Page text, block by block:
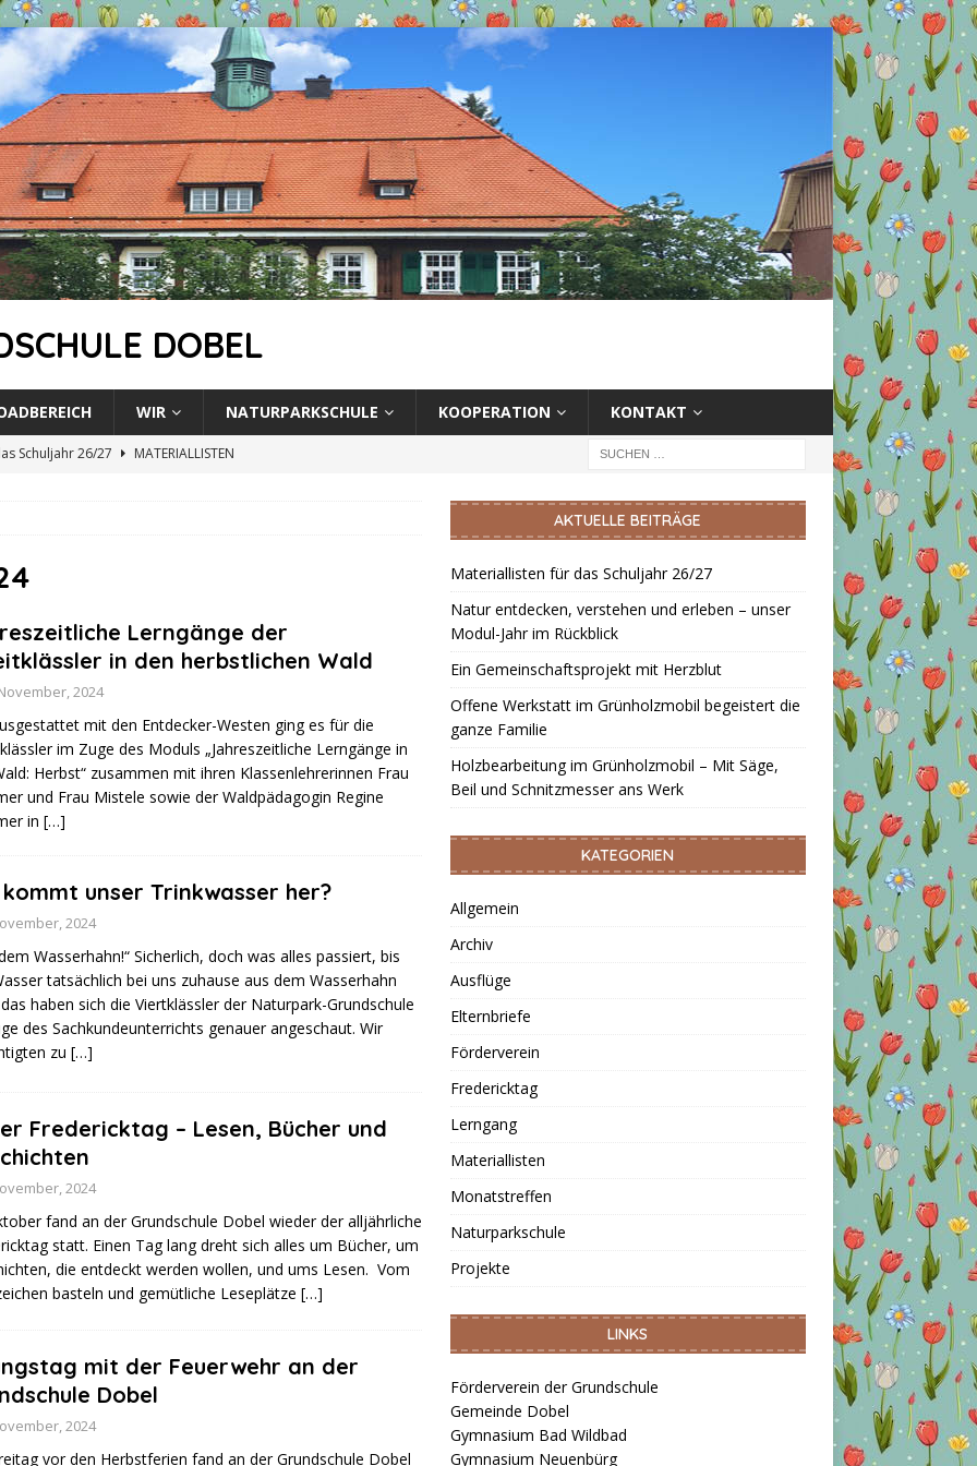
DOBEL
WIR NATURPARKSCHULE KOOPERATION KONTAKT
Schuljahr 26/27
MATERIALLISTEN
mit Herzblut
Grünholzmobil – Mit Säge, Beil und Schnitzmesser ans Werk
zum Coronavirus
Lerngänge der
in den herbstlichen Wald
2024
mit den Entdecker-Westen ging es für die
im Zuge des Moduls „Jahreszeitliche Lerngänge in
Herbst“ zusammen mit ihren Klassenlehrerinnen Frau
und Frau Mistele sowie der Waldpädagogin Regine
in […]
unser Trinkwasser her?
2024
Wasserhahn!“ Sicherlich, doch was alles passiert, bis
tatsächlich bei uns zuhause aus dem Wasserhahn
haben sich die Viertklässler der Naturpark-Grundschule
des Sachkundeunterrichts genauer angeschaut. Wir
zu […]
Fredericktag – Lesen, Bücher und
2024
fand an der Grundschule Dobel wieder der alljährliche
statt. Einen Tag lang dreht sich alles um Bücher, um
die entdeckt werden wollen, und ums Lesen. Vom
basteln und gemütliche Leseplätze […]
mit der Feuerwehr an der
Dobel
2024
vor den Herbstferien fand an der Grundschule Dobel
AKTUELLE BEITRÄGE
Materiallisten für das Schuljahr 26/27
Natur entdecken, verstehen und erleben – unser
Modul-Jahr im Rückblick
Ein Gemeinschaftsprojekt mit Herzblut
Offene Werkstatt im Grünholzmobil begeistert die
ganze Familie
Holzbearbeitung im Grünholzmobil – Mit Säge,
Beil und Schnitzmesser ans Werk
KATEGORIEN
Allgemein
Archiv
Ausflüge
Elternbriefe
Förderverein
Fredericktag
Lerngang
Materiallisten
Monatstreffen
Naturparkschule
Projekte
LINKS
Förderverein der Grundschule
Gemeinde Dobel
Gymnasium Bad Wildbad
Gymnasium Neuenbürg